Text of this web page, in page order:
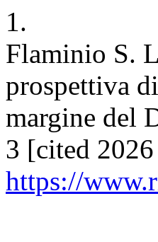
1.
Flaminio S.
prospettiva
margine del
3 [cited
https://